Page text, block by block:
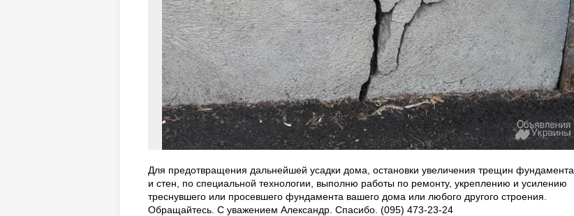
Для предотвращения дальнейшей усадки дома, остановки увеличения трещин фундамента
и стен, по специальной технологии, выполню работы по ремонту, укреплению и усилению
треснувшего или просевшего фундамента вашего дома или любого другого строения.
Обращайтесь. С уважением Александр. Спасибо. (095) 473-23-24